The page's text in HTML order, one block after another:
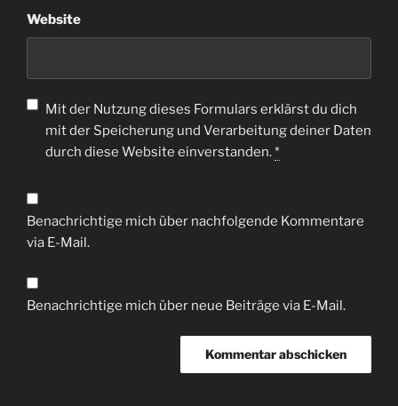
Website
Mit der Nutzung dieses Formulars erklärst du dich
mit der Speicherung und Verarbeitung deiner Daten
durch diese Website einverstanden.*
Benachrichtige mich über nachfolgende Kommentare
via E-Mail.
Benachrichtige mich über neue Beiträge via E-Mail.